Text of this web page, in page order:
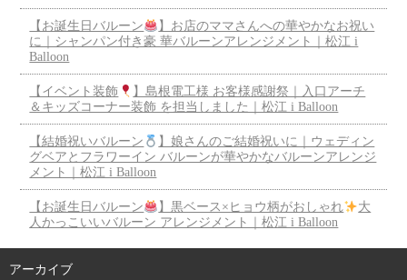
【お誕生日バルーン
】お店のママさんへの華やかなお祝い
に｜シャンパン付き豪 華バルーンアレンジメント｜松江 i
Balloon
【イベント装飾
】島根電工様 お客様感謝祭｜入口アーチ
＆キッズコーナー装飾 を担当しました｜松江 i Balloon
【結婚祝いバルーン
】娘さんのご結婚祝いに｜ウェディン
グベアとフラワーイン バルーンが華やかなバルーンアレンジ
メント｜松江 i Balloon
【お誕生日バルーン 】黒ベース×ヒョウ柄がおしゃれ
大
人かっこいいバルーン アレンジメント｜松江 i Balloon
アーカイブ